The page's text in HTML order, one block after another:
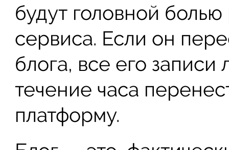
будут головной
сервиса. Если он
блога, все его записи
течение часа
платформу.